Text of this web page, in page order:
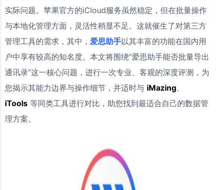
实际问题。苹果官方的iCloud服务虽然稳定，但在批量操作
与本地化管理方面，灵活性稍显不足。这就催生了对第三方
管理工具的需求，其中， 爱思助手以其丰富的功能在国内用
户中享有较高的知名度。本文将围绕“爱思助手能否批量导出
通讯录”这一核心问题，进行一次专业、客观的深度评测，为
您揭示其能力边界与操作细节，并适时与 iMazing、
iTools 等同类工具进行对比，助您找到最适合自己的数据管
理方案。